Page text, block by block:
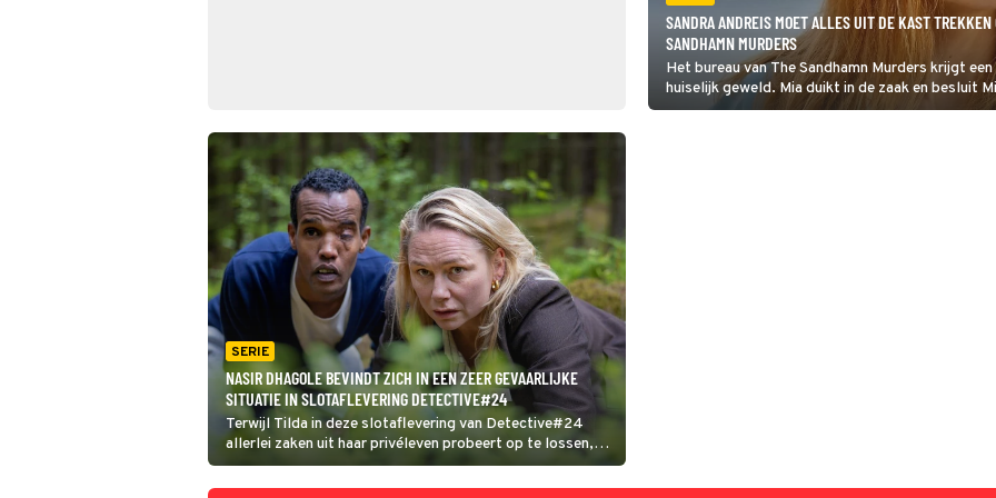
SANDRA ANDREIS MOET ALLES UIT DE KAST
SANDHAMN MURDERS
Het bureau van The Sandhamn Murders krijgt
huiselijk geweld. Mia duikt in de zaak en besluit
opgenomen in het ziekenhuis, te redden van
SERIE
NASIR DHAGOLE BEVINDT ZICH IN EEN ZEER GEVAARLIJKE
SITUATIE IN SLOTAFLEVERING DETECTIVE#24
Terwijl Tilda in deze slotaflevering van Detective#24
allerlei zaken uit haar privéleven probeert op te lossen,
komt Ibrahinn in een gevaarlijke situatie als hij een
ontdekking doet in een moordzaak. Kan hij de zaak